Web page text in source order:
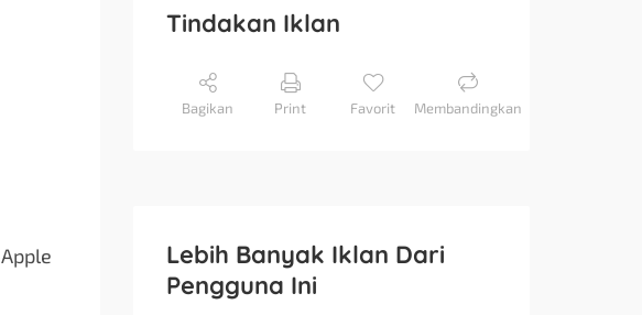
Tindakan Iklan
Bagikan Print Favorit Membandingkan
Lebih Banyak Iklan Dari
Pengguna Ini